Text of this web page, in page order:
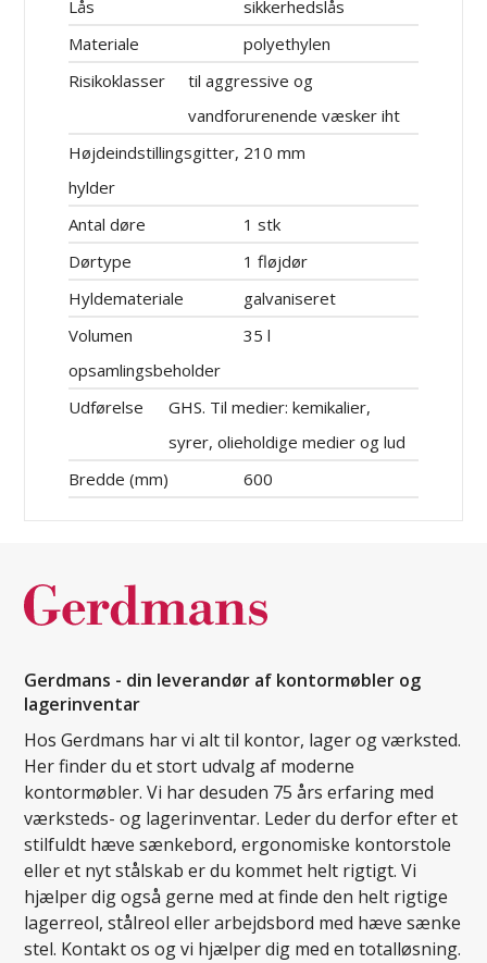
Lås
sikkerhedslås
Materiale
polyethylen
Risikoklasser
til aggressive og
vandforurenende væsker iht
Højdeindstillingsgitter,
hylder
210 mm
Antal døre
1 stk
Dørtype
1 fløjdør
Hyldemateriale
galvaniseret
Volumen
opsamlingsbeholder
35 l
Udførelse
GHS. Til medier: kemikalier,
syrer, olieholdige medier og lud
Bredde (mm)
600
Gerdmans - din leverandør af kontormøbler og
lagerinventar
Hos Gerdmans har vi alt til kontor, lager og værksted.
Her finder du et stort udvalg af moderne
kontormøbler. Vi har desuden 75 års erfaring med
værksteds- og lagerinventar. Leder du derfor efter et
stilfuldt hæve sænkebord, ergonomiske kontorstole
eller et nyt stålskab er du kommet helt rigtigt. Vi
hjælper dig også gerne med at finde den helt rigtige
lagerreol, stålreol eller arbejdsbord med hæve sænke
stel. Kontakt os og vi hjælper dig med en totalløsning.